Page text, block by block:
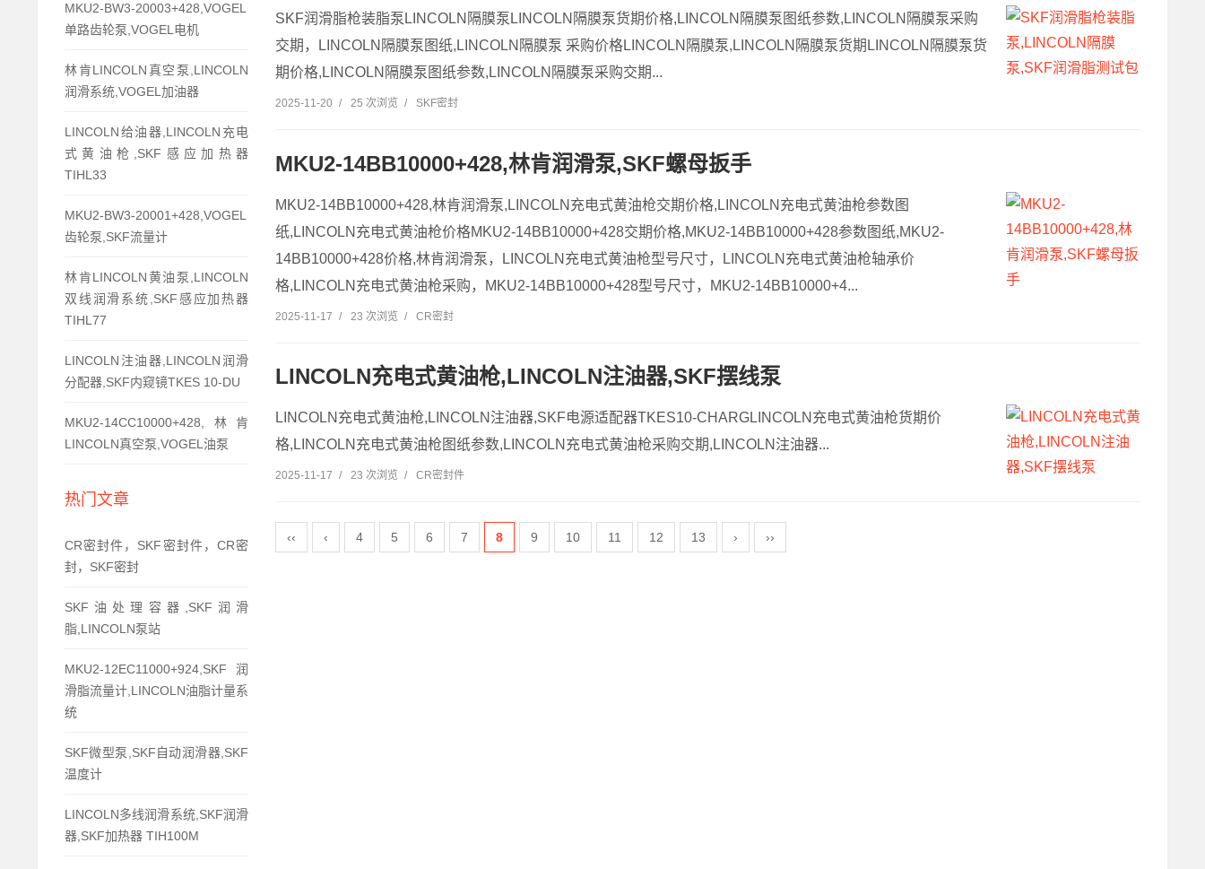
MKU2-BW3-20003+428,VOGEL
单路齿轮泵,VOGEL电机
林肯LINCOLN真空泵,LINCOLN
润滑系统,VOGEL加油器
LINCOLN给油器,LINCOLN充电
式黄油枪,SKF感应加热器
TIHL33
MKU2-BW3-20001+428,VOGEL
齿轮泵,SKF流量计
林肯LINCOLN黄油泵,LINCOLN
双线润滑系统,SKF感应加热器
TIHL77
LINCOLN注油器,LINCOLN润滑
分配器,SKF内窥镜TKES 10-DU
MKU2-14CC10000+428,林肯
LINCOLN真空泵,VOGEL油泵
热门文章
CR密封件，SKF密封件，CR密
封，SKF密封
SKF油处理容器,SKF润滑
脂,LINCOLN泵站
MKU2-12EC11000+924,SKF润
滑脂流量计,LINCOLN油脂计量系
统
SKF微型泵,SKF自动润滑器,SKF
温度计
LINCOLN多线润滑系统,SKF润滑
器,SKF加热器 TIH100M
SKF润滑脂枪装脂泵LINCOLN隔膜泵LINCOLN隔膜泵货期价格,LINCOLN隔膜泵图纸参数,LINCOLN隔膜泵采购
交期，LINCOLN隔膜泵图纸,LINCOLN隔膜泵 采购价格LINCOLN隔膜泵,LINCOLN隔膜泵货期LINCOLN隔膜泵货
期价格,LINCOLN隔膜泵图纸参数,LINCOLN隔膜泵采购交期...
2025-11-20 / 25 次浏览 / SKF密封
MKU2-14BB10000+428,林肯润滑泵,SKF螺母扳手
MKU2-14BB10000+428,林肯润滑泵,LINCOLN充电式黄油枪交期价格,LINCOLN充电式黄油枪参数图
纸,LINCOLN充电式黄油枪价格MKU2-14BB10000+428交期价格,MKU2-14BB10000+428参数图纸,MKU2-
14BB10000+428价格,林肯润滑泵，LINCOLN充电式黄油枪型号尺寸，LINCOLN充电式黄油枪轴承价
格,LINCOLN充电式黄油枪采购，MKU2-14BB10000+428型号尺寸，MKU2-14BB10000+4...
2025-11-17 / 23 次浏览 / CR密封
LINCOLN充电式黄油枪,LINCOLN注油器,SKF摆线泵
LINCOLN充电式黄油枪,LINCOLN注油器,SKF电源适配器TKES10-CHARGLINCOLN充电式黄油枪货期价
格,LINCOLN充电式黄油枪图纸参数,LINCOLN充电式黄油枪采购交期,LINCOLN注油器...
2025-11-17 / 23 次浏览 / CR密封件
‹‹ ‹ 4 5 6 7 8 9 10 11 12 13 › ››